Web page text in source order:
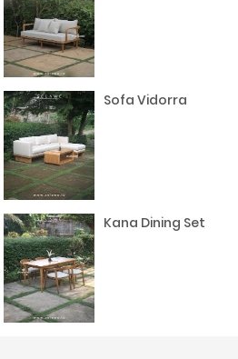
Sofa Vidorra
Kana Dining Set